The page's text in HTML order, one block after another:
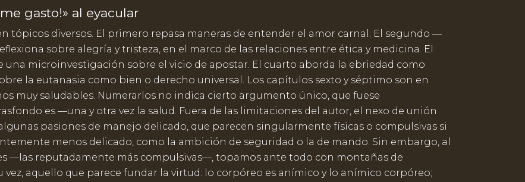
gasto!» al eyacular
tópicos diversos. El primero repasa maneras de entender el amor carnal. El segundo —
sobre alegría y tristeza, en el marco de las relaciones entre ética y medicina. El
una microinvestigación sobre el vicio de apostar. El cuarto aborda la ebriedad como
la eutanasia como bien o derecho universal. Los capítulos sexto y séptimo son en
muy saludables. Numerarlos no indica cierto argumento único, que fuese
es —una y otra vez la salud. Fuera de las limitaciones del autor, el nexo de unión
pasiones de manejo delicado, que parecen singularmente físicas o compulsivas si
menos delicado, como la ambición de seguridad o la de mando. Sin embargo, al
—las reputadamente más compulsivas—, topamos ante todo con montañas de
vez, aquello que parece fundar la virtud: lo corpóreo es anímico y lo anímico corpóreo;